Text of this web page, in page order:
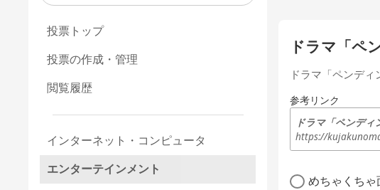
ドラマ「ペ
ドラマ「ペンデ
参考リンク
ドラマ「ペンデ
https://
めちゃくちゃ
投票トップ
投票の作成・管理
閲覧履歴
インターネット・コンピュータ
エンターテインメント